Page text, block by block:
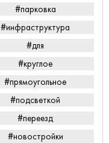
#парковка
#инфраструктура
#для
#круглое
#прямоугольное
#подсветкой
#переезд
#новостройки